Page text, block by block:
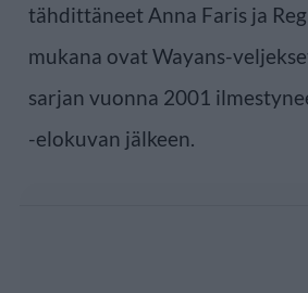
tähdittäneet Anna Faris ja
mukana ovat Wayans-
sarjan vuonna 2001
-elokuvan jälkeen.